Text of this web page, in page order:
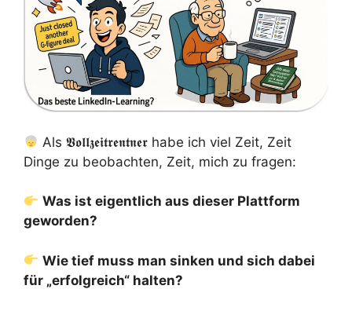
Als 𝖁𝖔𝖑𝖑𝖟𝖊𝖎𝖙𝖗𝖊𝖓𝖙𝖓𝖊𝖗 habe ich viel Zeit, Zeit
Dinge zu beobachten, Zeit, mich zu fragen:
Was ist eigentlich aus dieser Plattform
geworden?
Wie tief muss man sinken und sich dabei
für „erfolgreich“ halten?